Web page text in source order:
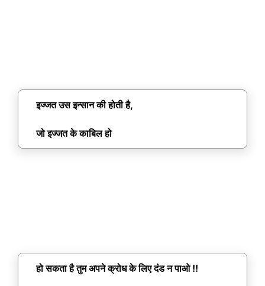
इज्जत उस इन्सान की होती है,
जो इज्जत के काबिल हो
हो सकता है तुम अपने क्रोध के लिए दंड न पाओ !!